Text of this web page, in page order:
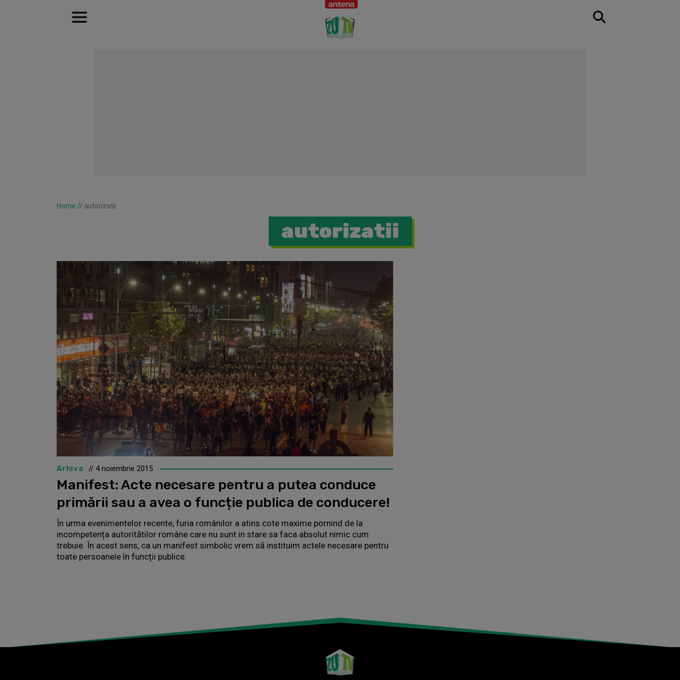
Home // autorizatii
autorizatii
Arhiva // 4 noiembrie 2015
Manifest: Acte necesare pentru a putea conduce
primării sau a avea o funcție publica de conducere!
În urma evenimentelor recente, furia românilor a atins cote maxime pornind de la
incompetența autoritătilor române care nu sunt in stare sa faca absolut nimic cum
trebuie. În acest sens, ca un manifest simbolic vrem să instituim actele necesare pentru
toate persoanele în funcții publice.